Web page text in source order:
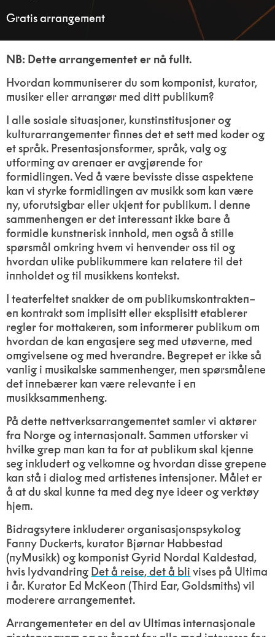
Gratis arrangement
NB: Dette arrangementet er nå fullt.
Hvordan kommuniserer du som komponist, kurator,
musiker eller arrangør med ditt publikum?
I alle sosiale situasjoner, kunstinstitusjoner og
kulturarrangementer finnes det et sett med koder og
et språk. Presentasjonsformer, språk, valg og
utforming av arenaer er avgjørende for
formidlingen. Ved å være bevisste disse aspektene
kan vi styrke formidlingen av musikk som kan være
ny, uforutsigbar eller ukjent for publikum. I denne
sammenhengen er det interessant ikke bare å
formidle kunstnerisk innhold, men også å stille
spørsmål omkring hvem vi henvender oss til og
hvordan ulike publikummere kan relatere til det
innholdet og til musikkens kontekst.
I teaterfeltet snakker de om publikumskontrakten–
en kontrakt som implisitt eller eksplisitt etablerer
regler for mottakeren, som informerer publikum om
hvordan de kan engasjere seg med utøverne, med
omgivelsene og med hverandre. Begrepet er ikke så
vanlig i musikalske sammenhenger, men spørsmålene
det innebærer kan være relevante i en
musikksammenheng.
På dette nettverksarrangementet samler vi aktører
fra Norge og internasjonalt. Sammen utforsker vi
hvilke grep man kan ta for at publikum skal kjenne
seg inkludert og velkomne og hvordan disse grepene
kan stå i dialog med artistenes intensjoner. Målet er
å at du skal kunne ta med deg nye ideer og verktøy
hjem.
Bidragsytere inkluderer organisasjonspsykolog
Fanny Duckerts, kurator Bjørnar Habbestad
(nyMusikk) og komponist Gyrid Nordal Kaldestad,
hvis lydvandring Det å reise, det å bli vises på Ultima
i år. Kurator Ed McKeon (Third Ear, Goldsmiths) vil
moderere arrangementet.
Arrangementeter en del av Ultimas internasjonale